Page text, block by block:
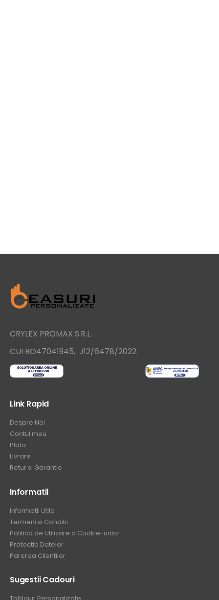
CRYLEX PROMAX S.R.L.
CUI RO47041945, J12/6478/2022.
Link Rapid
Despre Noi
Contul meu
Plata
Livrare
Retur si Garantie
Informatii
Informatii Utile
Termeni si Conditii
Politica de Utilizare a Cookie-urilor
Protectia Datelor
Parerea Clientilor
Sugestii Cadouri